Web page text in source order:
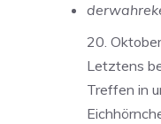
20.
Letztens
Treffen in